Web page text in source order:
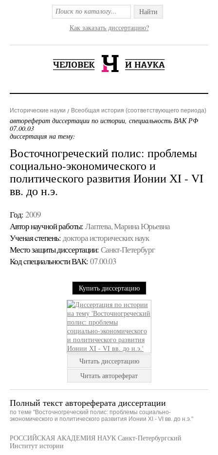
Найти
Как заказать диссертацию?
Исторические науки Всеобщая история (соответствующего периода)
автореферат диссертации по истории, специальность ВАК РФ
07.00.03
диссертация на тему:
Восточногреческий полис: проблемы
социально-экономического и
политического развития Ионии ХI - VI
вв. до н.э.
Год: 2009
Автор научной работы: Лаптева, Марина Юрьевна
Ученая cтепень: доктора исторических наук
Место защиты диссертации: Санкт-Петербург
Код cпециальности ВАК: 07.00.03
Купить диссертацию
Читать диссертацию
Читать автореферат
Полный текст автореферата диссертации
по теме "Восточногреческий полис: проблемы социально-
экономического и политического развития Ионии ХI - VI вв. до н.э."
РОССИЙСКАЯ АКАДЕМИЯ НАУК Санкт-Петербургский
Институт истории